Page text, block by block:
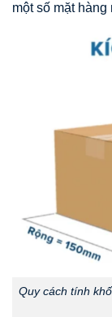
một số mặt
Quy cách tính